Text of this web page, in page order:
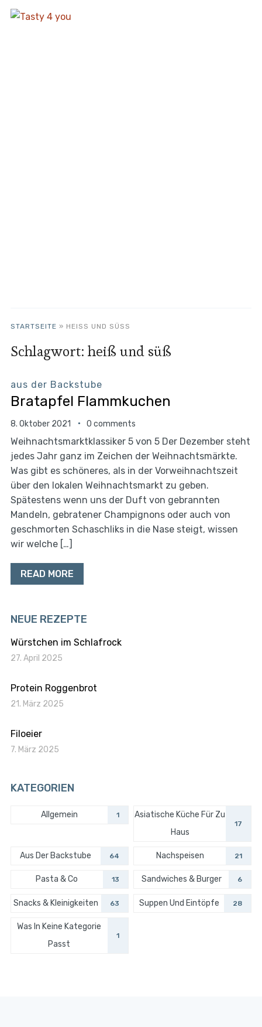
STARTSEITE » HEISS UND SÜSS
Schlagwort: heiß und süß
aus der Backstube
Bratapfel Flammkuchen
8. Oktober 2021 0 comments
Weihnachtsmarktklassiker 5 von 5 Der Dezember steht
jedes Jahr ganz im Zeichen der Weihnachtsmärkte.
Was gibt es schöneres, als in der Vorweihnachtszeit
über den lokalen Weihnachtsmarkt zu geben.
Spätestens wenn uns der Duft von gebrannten
Mandeln, gebratener Champignons oder auch von
geschmorten Schaschliks in die Nase steigt, wissen
wir welche […]
READ MORE
NEUE REZEPTE
Würstchen im Schlafrock
27. April 2025
Protein Roggenbrot
21. März 2025
Filoeier
7. März 2025
KATEGORIEN
Allgemein 1
Asiatische Küche Für Zu
Haus
17
Aus Der Backstube 64 Nachspeisen 21
Pasta & Co 13 Sandwiches & Burger 6
Snacks & Kleinigkeiten 63 Suppen Und Eintöpfe 28
Was In Keine Kategorie
Passt
1